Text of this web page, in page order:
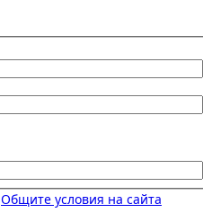
Общите условия на сайта